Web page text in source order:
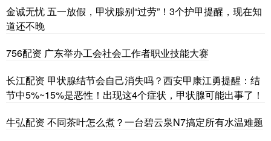
金诚无忧 五一放假，甲状腺别“过劳”！3个护甲提醒，现在知
道还不晚
756配资 广东举办工会社会工作者职业技能大赛
长江配资 甲状腺结节会自己消失吗？西安甲康江勇提醒：结
节中5%~15%是恶性！出现这4个症状，甲状腺可能出事了！
牛弘配资 不同茶叶怎么煮？一台碧云泉N7搞定所有水温难题